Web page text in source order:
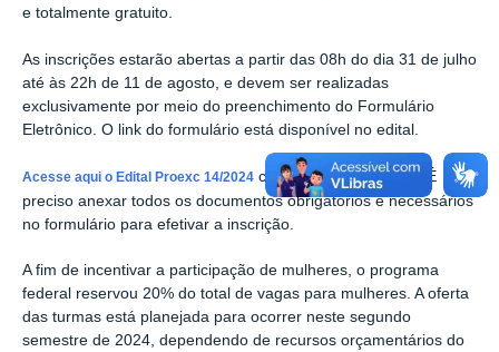
e totalmente gratuito.
As inscrições estarão abertas a partir das 08h do dia 31 de julho
até às 22h de 11 de agosto, e devem ser realizadas
exclusivamente por meio do preenchimento do Formulário
Eletrônico. O link do formulário está disponível no edital.
Acesse aqui o Edital Proexc 14/2024 com todos os detalhes.
É
preciso anexar todos os documentos obrigatórios e necessários
no formulário para efetivar a inscrição.
A fim de incentivar a participação de mulheres, o programa
federal reservou 20% do total de vagas para mulheres. A oferta
das turmas está planejada para ocorrer neste segundo
semestre de 2024, dependendo de recursos orçamentários do